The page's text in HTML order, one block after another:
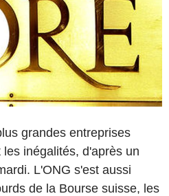
grandes entreprises
inégalités, d'après un
L'ONG s'est aussi
de la Bourse suisse, les